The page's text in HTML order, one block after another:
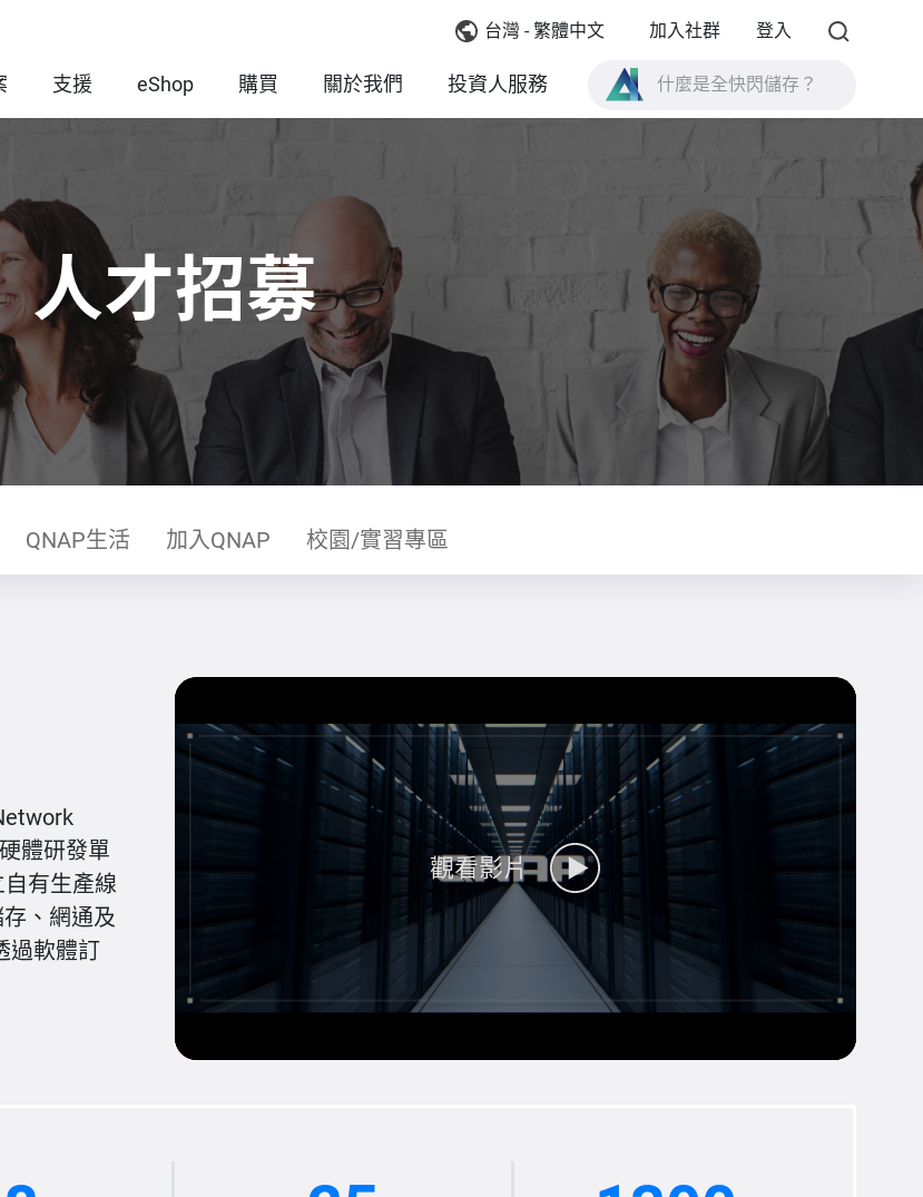
台灣 - 繁體中文 加入社群 登入
支援 eShop 購買 關於我們 投資人服務
什麼是全快閃儲存？
什麼是 High Availability ？
什麼是全快閃儲存？
人才招募
QNAP生活 加入QNAP 校園/實習專區
體研發單
有生產線
、網通及
過軟體訂
觀看影片